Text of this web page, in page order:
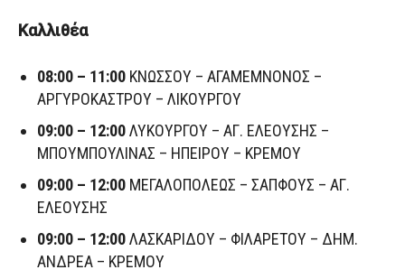
Καλλιθέα
08:00 – 11:00 ΚΝΩΣΣΟΥ – ΑΓΑΜΕΜΝΟΝΟΣ –
ΑΡΓΥΡΟΚΑΣΤΡΟΥ – ΛΙΚΟΥΡΓΟΥ
09:00 – 12:00ΛΥΚΟΥΡΓΟΥ – ΑΓ. ΕΛΕΟΥΣΗΣ –
ΜΠΟΥΜΠΟΥΛΙΝΑΣ – ΗΠΕΙΡΟΥ – ΚΡΕΜΟΥ
09:00 – 12:00 ΜΕΓΑΛΟΠΟΛΕΩΣ – ΣΑΠΦΟΥΣ – ΑΓ.
ΕΛΕΟΥΣΗΣ
09:00 – 12:00ΛΑΣΚΑΡΙΔΟΥ – ΦΙΛΑΡΕΤΟΥ – ΔΗΜ.
ΑΝΔΡΕΑ – ΚΡΕΜΟΥ